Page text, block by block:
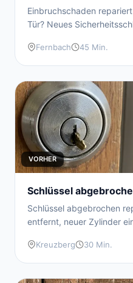
Einbruchschaden
Tür? Neues
Fernbach 45 Min.
VORHER
Schlüssel
Schlüssel abgebrochen
entfernt, neuer Zylinder
Kreuzberg 30 Min.